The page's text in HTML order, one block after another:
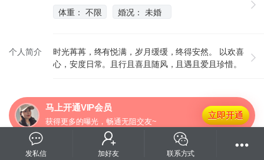
体重： 不限 婚况： 未婚
个人简介
时光苒苒，终有悦满，岁月缓缓，终得安然。 以欢喜
心，安度日常。且行且喜且随风，且遇且爱且珍惜。
马上开通VIP会员
获得更多的曝光，畅通无阻交友~
立即开通
发私信 加好友 联系方式